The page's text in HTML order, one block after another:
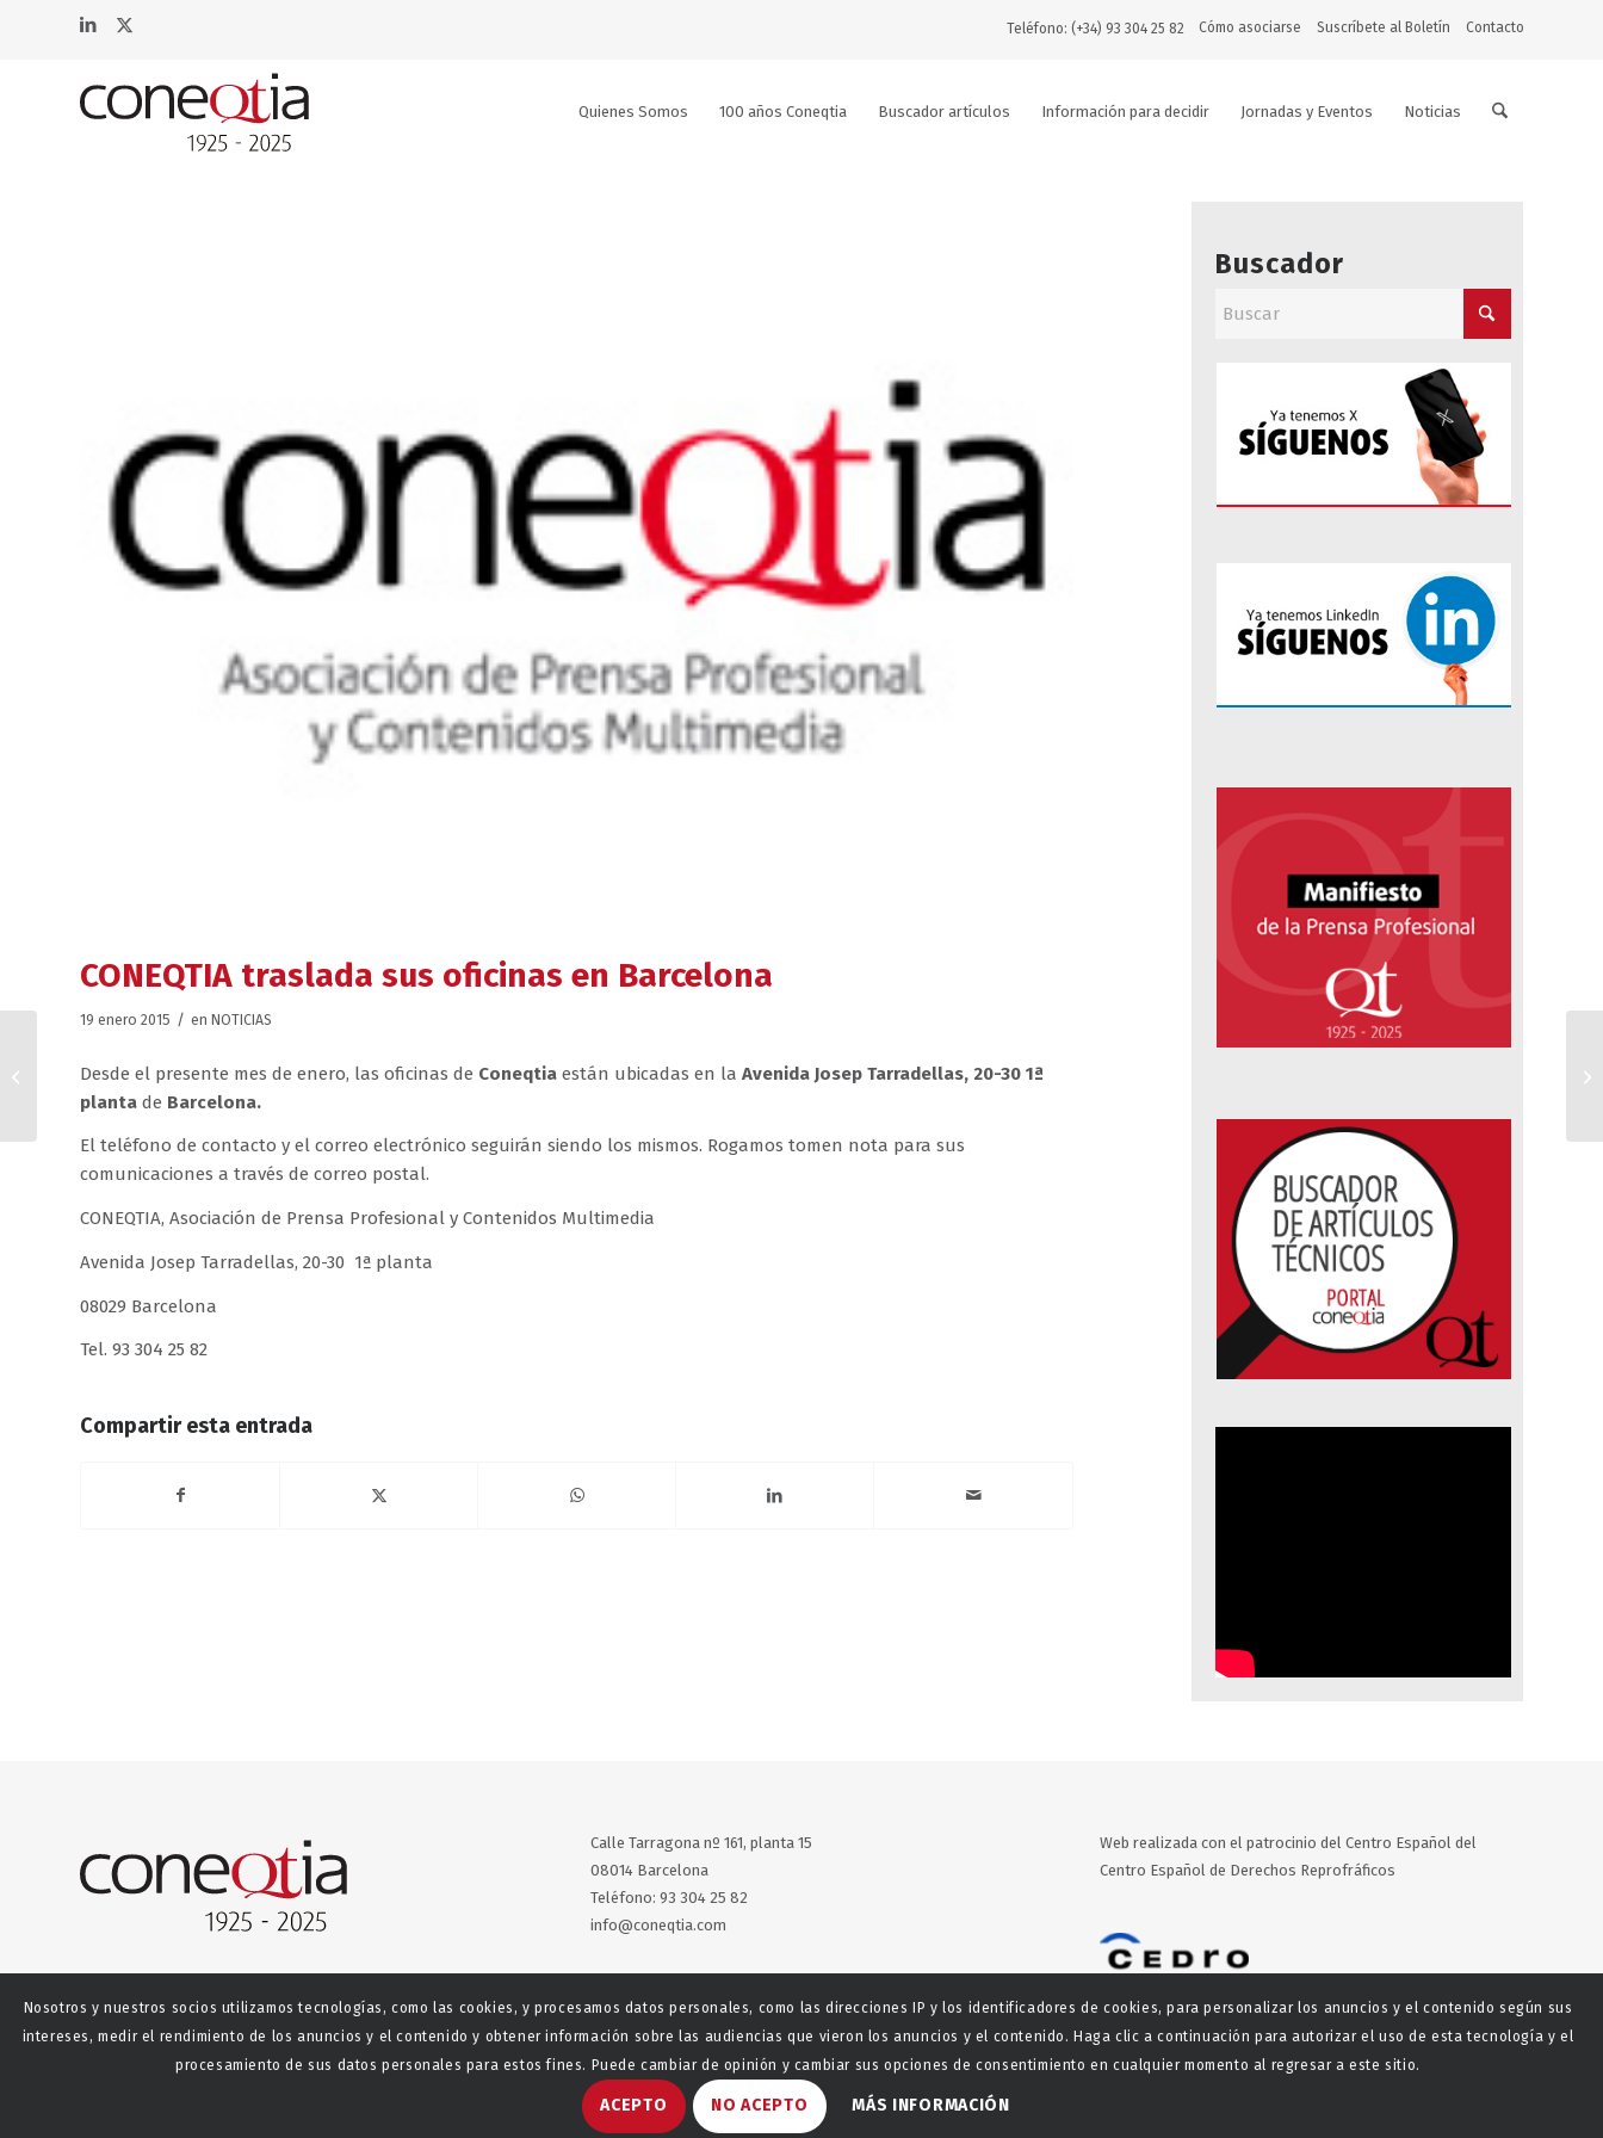
Cómo asociarse Suscríbete al Boletín Contacto
Teléfono: (+34) 93 304 25 82
Quienes Somos 100 años Coneqtia Buscador artículos Información para decidir Jornadas y Eventos Noticias
CONEQTIA traslada sus oficinas en Barcelona
19 enero 2015 / en NOTICIAS
Desde el presente mes de enero, las oficinas de Coneqtia están ubicadas en la Avenida Josep Tarradellas, 20-30 1ª
planta de Barcelona.
El teléfono de contacto y el correo electrónico seguirán siendo los mismos. Rogamos tomen nota para sus
comunicaciones a través de correo postal.
CONEQTIA, Asociación de Prensa Profesional y Contenidos Multimedia
Avenida Josep Tarradellas, 20-30 1ª planta
08029 Barcelona
Tel. 93 304 25 82
Compartir esta entrada
Buscador
Calle Tarragona nº 161, planta 15
08014 Barcelona
Teléfono: 93 304 25 82
info@coneqtia.com
X LinkedIn
Web realizada con el patrocinio del Centro Español del
Centro Español de Derechos Reprofráficos
Política de privacidad
cabecera DIFFUSION
SPORT
Nosotros y nuestros socios utilizamos tecnologías, como las cookies, y procesamos datos personales, como las direcciones IP y los identificadores de cookies, para personalizar los anuncios y el contenido según sus
intereses, medir el rendimiento de los anuncios y el contenido y obtener información sobre las audiencias que vieron los anuncios y el contenido. Haga clic a continuación para autorizar el uso de esta tecnología y el
procesamiento de sus datos personales para estos fines. Puede cambiar de opinión y cambiar sus opciones de consentimiento en cualquier momento al regresar a este sitio.
ACEPTO NO ACEPTO MÁS INFORMACIÓN